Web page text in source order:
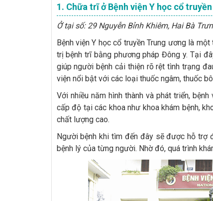
1. Chữa trĩ ở Bệnh viện Y học cổ
Ở tại số: 29 Nguyễn Bỉnh Khiêm, Hai Bà
Bệnh viện Y học cổ truyền Trung ương là
trị bệnh trĩ bằng phương pháp Đông y. Tại
giúp người bệnh cải thiện rõ rệt tình trạng
viện nổi bật với các loại thuốc ngâm, thuốc
Với nhiều năm hình thành và phát triển,
cấp độ tại các khoa như khoa khám bệnh,
chất lượng cao.
Người bệnh khi tìm đến đây sẽ được hỗ trợ
bệnh lý của từng người. Nhờ đó, quá trình